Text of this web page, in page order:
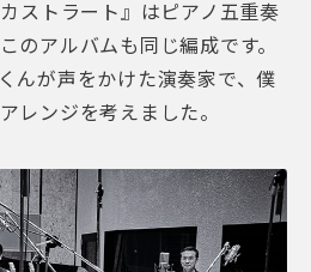
ストラート』はピアノ五重奏
のアルバムも同じ編成です。
んが声をかけた演奏家で、僕
レンジを考えました。